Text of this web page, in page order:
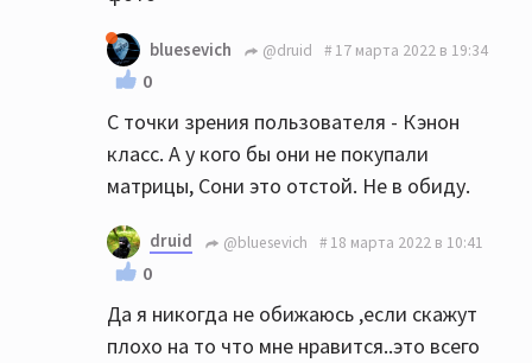
bluesevich @druid 17 марта 2022 в 19:34
0
С точки зрения пользователя - Кэнон
класс. А у кого бы они не покупали
матрицы, Сони это отстой. Не в обиду.
druid @bluesevich 18 марта 2022 в 10:41
0
Да я никогда не обижаюсь ,если скажут
плохо на то что мне нравится..это всего